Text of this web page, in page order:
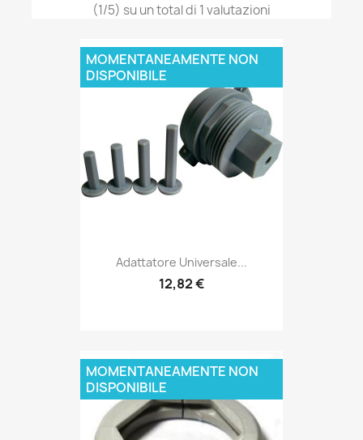
(1/5) su un total di 1 valutazioni
Adattatore Universale...
12,82 €
MOMENTANEAMENTE NON
DISPONIBILE
MOMENTANEAMENTE NON
DISPONIBILE